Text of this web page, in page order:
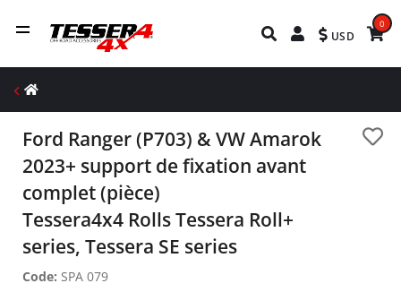
USD
0
Ford Ranger (P703) & VW Amarok
2023+ support de fixation avant
complet (pièce)
Tessera4x4 Rolls Tessera Roll+
series, Tessera SE series
Code: SPA 079